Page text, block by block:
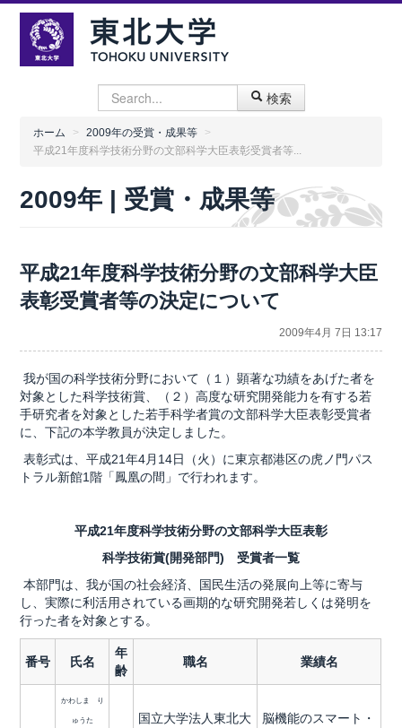
検索
ホーム > 2009年の受賞・成果等
>
平成21年度科学技術分野の文部科学大臣表彰受賞者等...
2009年 | 受賞・成果等
平成21年度科学技術分野の文部科学大臣
表彰受賞者等の決定について
2009年4月 7日 13:17
我が国の科学技術分野において（１）顕著な功績をあげた者を
対象とした科学技術賞、（２）高度な研究開発能力を有する若
手研究者を対象とした若手科学者賞の文部科学大臣表彰受賞者
に、下記の本学教員が決定しました。
表彰式は、平成21年4月14日（火）に東京都港区の虎ノ門パス
トラル新館1階「鳳凰の間」で行われます。
平成21年度科学技術分野の文部科学大臣表彰
科学技術賞(開発部門) 受賞者一覧
本部門は、我が国の社会経済、国民生活の発展向上等に寄与
し、実際に利活用されている画期的な研究開発若しくは発明を
行った者を対象とする。
番号 氏名
年
齢
職名 業績名
かわしま り
ゅうた
国立大学法人東北大
脳機能のスマート・